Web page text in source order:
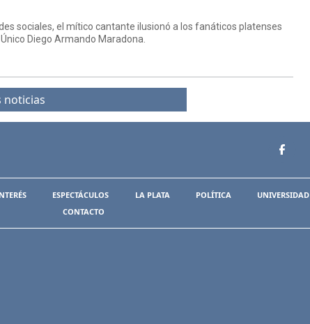
sociales, el mítico cantante ilusionó a los fanáticos platenses
Diego Armando Maradona.
noticias
ESPECTÁCULOS LA PLATA POLÍTICA
UNIVERSIDAD
CONTACTO